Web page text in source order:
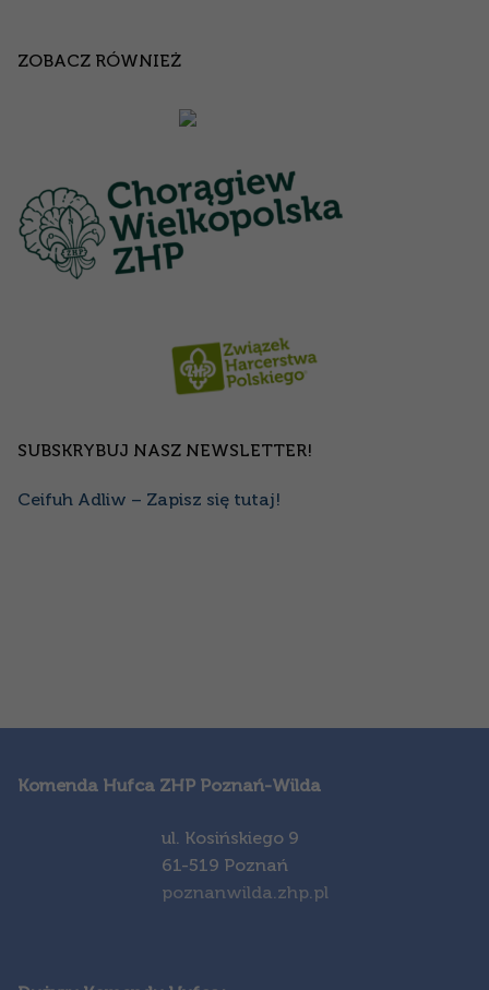
ZOBACZ RÓWNIEŻ
SUBSKRYBUJ NASZ NEWSLETTER!
Ceifuh Adliw – Zapisz się tutaj!
Komenda Hufca ZHP Poznań-Wilda
ul. Kosińskiego 9
61-519 Poznań
poznanwilda.zhp.pl